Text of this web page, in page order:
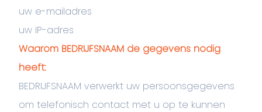
uw e-mailadres
uw IP-adres
Waarom BEDRIJFSNAAM de gegevens nodig
heeft:
BEDRIJFSNAAM verwerkt uw persoonsgegevens
om telefonisch contact met u op te kunnen